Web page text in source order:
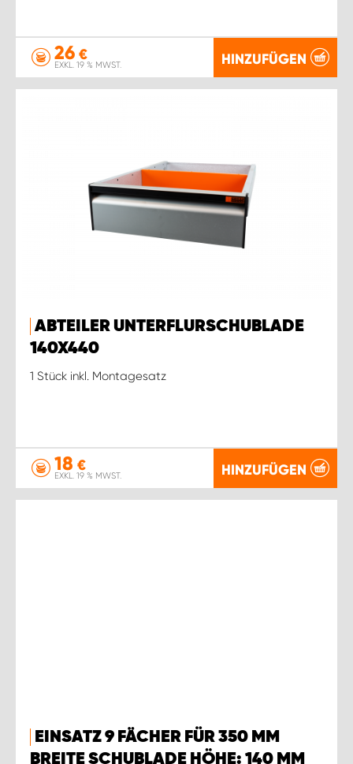
26 €
EXKL. 19 % MWST. HINZUFÜGEN
ABTEILER UNTERFLURSCHUBLADE
140X440
1 Stück inkl. Montagesatz
18 €
EXKL. 19 % MWST. HINZUFÜGEN
EINSATZ 9 FÄCHER FÜR 350 MM
BREITE SCHUBLADE HÖHE: 140 MM